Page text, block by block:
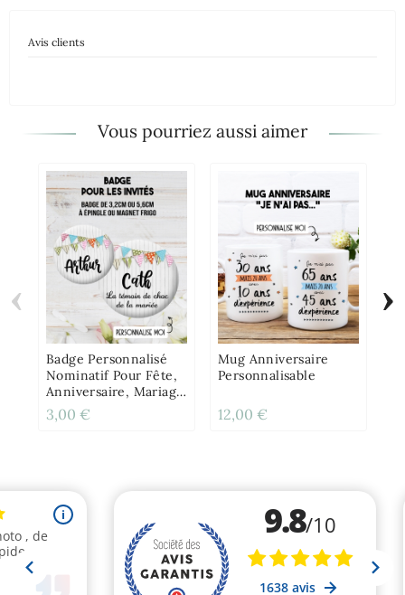
Avis clients
Vous pourriez aussi aimer
Badge Personnalisé
Nominatif Pour Fête,
Anniversaire, Mariage
- Fanion
3,00 €
Mug Anniversaire
Personnalisable
12,00 €
‹ ›